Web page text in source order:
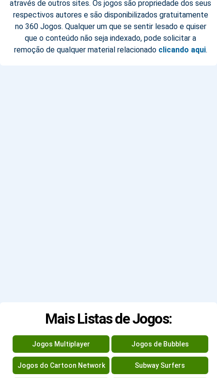
através de outros sites. Os jogos são propriedade dos seus
respectivos autores e são disponibilizados gratuitamente
no 360 Jogos. Qualquer um que se sentir lesado e quiser
que o conteúdo não seja indexado, pode solicitar a
remoção de qualquer material relacionado clicando aqui.
Mais Listas de Jogos:
Jogos Multiplayer Jogos de Bubbles
Jogos do Cartoon Network Subway Surfers